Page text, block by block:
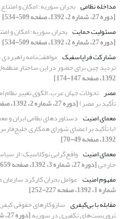
مداخله نظامی بحران سوریه؛ امکان و
[دوره 27، شماره 2، 1392، صفحه 509-534]
مسئولیت حمایت بحران سوریه؛ امکان و
[دوره 27، شماره 2، 1392، صفحه 509-534]
مشارکت فراپاسفیک موافقت‌نامه
تردید ‏چین برای حضور در این ساختار
1392، صفحه 147-174]
مصر تحولات جهان عرب، الگوی تغییر نظام
تأکید بر مصر)‏[دوره 27، شماره 2، 1392، صفحه 535-562]
معمای امنیت دستاوردهای نظامی ایران و
‏‏(با تأکید بر اعضای شورای همکاری
1392، صفحه 49-70]
معمای امنیت واقع‌گرایی نوکلاسیک: از
خارجی[دوره 27، شماره 3، 1392، صفحه 659-678]
مفهوم امنیت عوامل بحران کارکرد
شماره 1، 1392، صفحه 227-252]
مقابله با بی‌کیفری سازوکارهای حقوقی
تروریست‌های تکفیری در سوریه